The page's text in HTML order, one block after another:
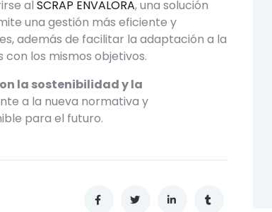
al SCRAP ENVALORA, una solución
una gestión más eficiente y
además de facilitar la adaptación a la
los mismos objetivos.
la sostenibilidad y la
a la nueva normativa y
para el futuro.